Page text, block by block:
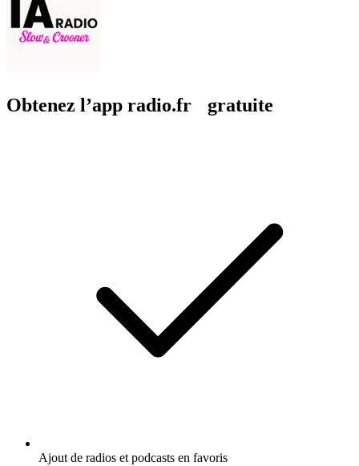
Obtenez l’app radio.fr gratuite
Ajout de radios et podcasts en favoris